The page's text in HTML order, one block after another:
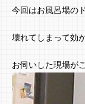
今回はお風呂場の
壊れてしまって効
お伺いした現場が